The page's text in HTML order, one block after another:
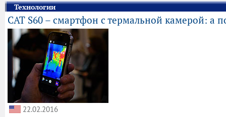
Технологии
CAT S60 – смартфон с термальной камерой: а
22.02.2016